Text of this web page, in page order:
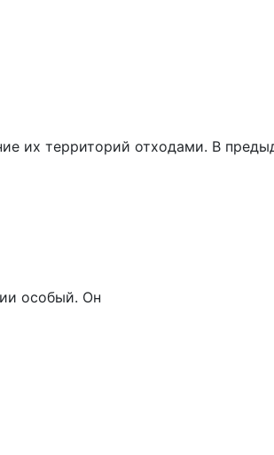
их территорий отходами. В
особый. Он